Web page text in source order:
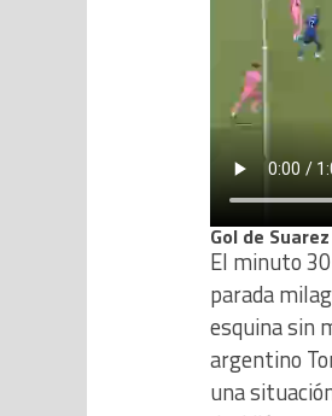
Gol de
El minuto
parada
esquina sin
argentino
una